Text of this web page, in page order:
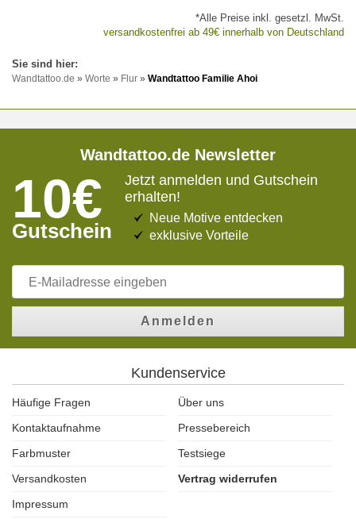
*Alle Preise inkl. gesetzl. MwSt.
versandkostenfrei ab 49€ innerhalb von Deutschland
Wandtattoo.de » Worte » Flur » Wandtattoo Familie Ahoi
Wandtattoo.de Newsletter
10€
Gutschein
Jetzt anmelden und Gutschein
erhalten!
Neue Motive entdecken
exklusive Vorteile
Anmelden
Kundenservice
Häufige Fragen
Über uns
Kontaktaufnahme
Pressebereich
Farbmuster
Testsiege
Versandkosten
Vertrag widerrufen
Impressum